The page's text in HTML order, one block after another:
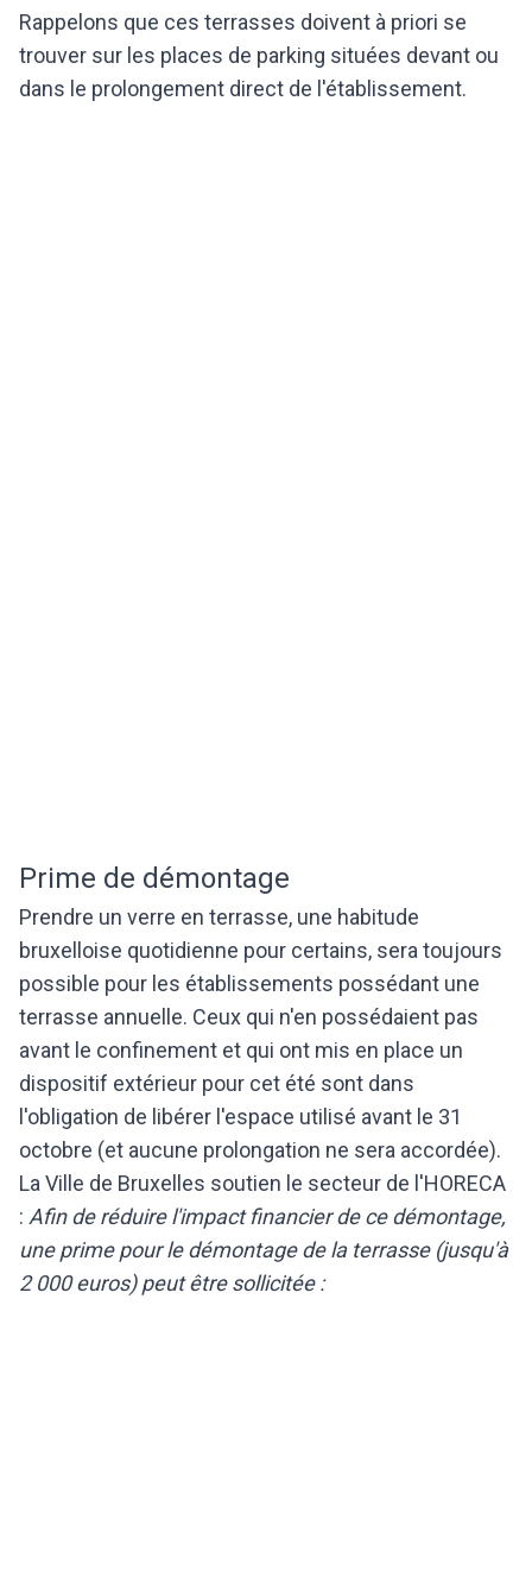
Rappelons que ces terrasses doivent à priori se
trouver sur les places de parking situées devant ou
dans le prolongement direct de l'établissement.
Prime de démontage
Prendre un verre en terrasse, une habitude
bruxelloise quotidienne pour certains, sera toujours
possible pour les établissements possédant une
terrasse annuelle. Ceux qui n'en possédaient pas
avant le confinement et qui ont mis en place un
dispositif extérieur pour cet été sont dans
l'obligation de libérer l'espace utilisé avant le 31
octobre (et aucune prolongation ne sera accordée).
La Ville de Bruxelles soutien le secteur de l'HORECA
: Afin de réduire l'impact financier de ce démontage,
une prime pour le démontage de la terrasse (jusqu'à
2 000 euros) peut être sollicitée :